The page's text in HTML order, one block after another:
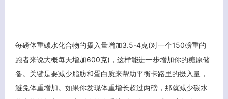
每磅体重碳水化合物的摄入量增加3.5-4克(对一个150磅重的
跑者来说大概每天增加600克)，这样能进一步增加你的糖原储
备。关键是要减少脂肪和蛋白质来帮助平衡卡路里的摄入量，
避免体重增加。如果你发现体重增长超过两磅，那就减少碳水